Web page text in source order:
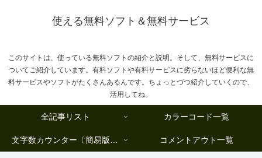
使える無料ソフト＆無料サービス
このサイトは、使っている無料ソフトの紹介と説明。そして、無料サービスに
ついてご紹介しています。有料ソフトや有料サービスに劣らないほど便利な無
料サービスやソフトがたくさんあるんです。ちょっとづつ紹介していくので、
活用してね。
全記事リスト カラーコード一覧
文字数カウンター〔簡易版複数行タイプ〕 コメントアウト一覧